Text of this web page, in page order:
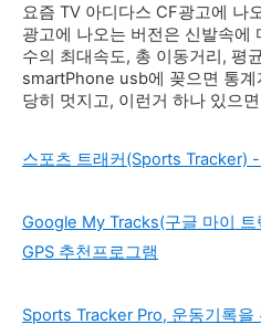
요즘 TV 아디다스 CF광고에 나
광고에 나오는 버전은 신발속에
수의 최대속도, 총 이동거리, 평
smartPhone usb에 꽂으면 통
당히 멋지고, 이런거 하나 있으
스포츠 트래커(Sports Tracker)
Google My Tracks(구글 마이
GPS 추천프로그램
Sports Tracker Pro, 운동기록